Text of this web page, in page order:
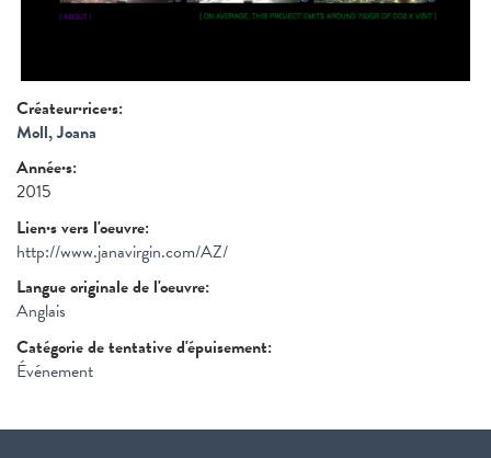
Créateur·rice·s:
Moll, Joana
Année·s:
2015
Lien·s vers l'oeuvre:
http://www.janavirgin.com/AZ/
Langue originale de l'oeuvre:
Anglais
Catégorie de tentative d'épuisement:
Événement